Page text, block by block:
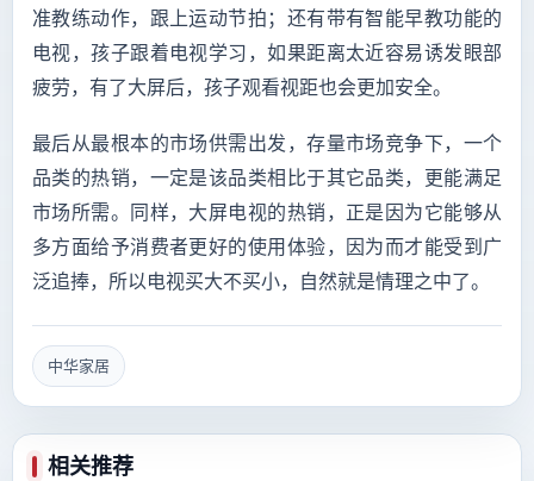
准教练动作，跟上运动节拍；还有带有智能早教功能的
电视，孩子跟着电视学习，如果距离太近容易诱发眼部
疲劳，有了大屏后，孩子观看视距也会更加安全。
最后从最根本的市场供需出发，存量市场竞争下，一个
品类的热销，一定是该品类相比于其它品类，更能满足
市场所需。同样，大屏电视的热销，正是因为它能够从
多方面给予消费者更好的使用体验，因为而才能受到广
泛追捧，所以电视买大不买小，自然就是情理之中了。
中华家居
相关推荐